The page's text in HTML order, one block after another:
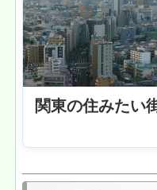
関東の住みたい